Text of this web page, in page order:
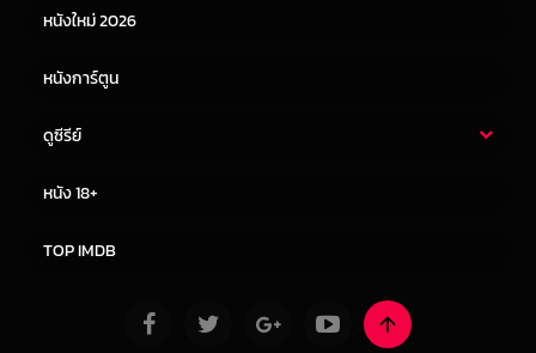
หนังใหม่ 2026
หนังการ์ตูน
ดูซีรีย์
หนัง 18+
TOP IMDB